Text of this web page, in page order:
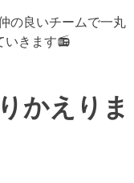
の良いチームで一丸
いきます📻
かえりま